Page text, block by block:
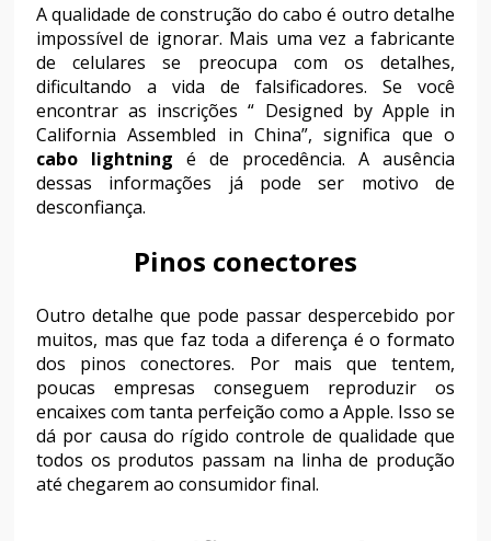
A qualidade de construção do cabo é outro detalhe
impossível de ignorar. Mais uma vez a fabricante
de celulares se preocupa com os detalhes,
dificultando a vida de falsificadores. Se você
encontrar as inscrições “ Designed by Apple in
California Assembled in China”, significa que o
cabo lightning é de procedência. A ausência
dessas informações já pode ser motivo de
desconfiança.
Pinos conectores
Outro detalhe que pode passar despercebido por
muitos, mas que faz toda a diferença é o formato
dos pinos conectores. Por mais que tentem,
poucas empresas conseguem reproduzir os
encaixes com tanta perfeição como a Apple. Isso se
dá por causa do rígido controle de qualidade que
todos os produtos passam na linha de produção
até chegarem ao consumidor final.